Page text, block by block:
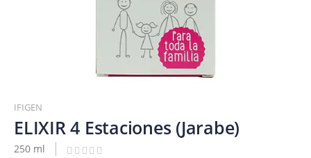
al
comienzo
de
la
IFIGEN
ELIXIR 4 Estaciones (Jarabe)
250 ml